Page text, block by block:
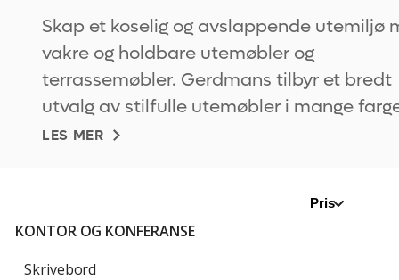
Skap et koselig og avslappende utemiljø
vakre og holdbare utemøbler og
terrassemøbler. Gerdmans tilbyr et bredt
utvalg av stilfulle utemøbler i mange
materialer og former.Moderne utemøbler til
LES MER
KONTOR OG KONFERANSE
Skrivebord
Pris